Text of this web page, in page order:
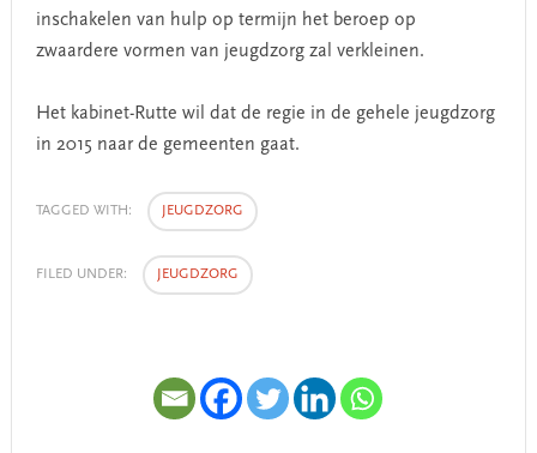
inschakelen van hulp op termijn het beroep op
zwaardere vormen van jeugdzorg zal verkleinen.
Het kabinet-Rutte wil dat de regie in de gehele jeugdzorg
in 2015 naar de gemeenten gaat.
TAGGED WITH: JEUGDZORG
FILED UNDER: JEUGDZORG